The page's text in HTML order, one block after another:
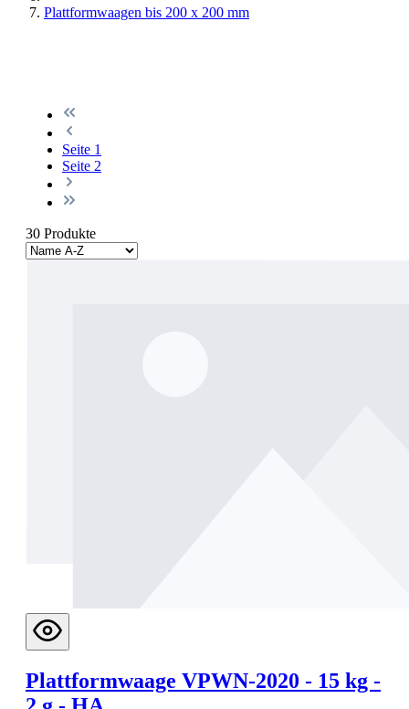
Plattformwaagen bis 200 x 200 mm
Seite 1
Seite 2
30 Produkte
Plattformwaage VPWN-2020 - 15 kg -